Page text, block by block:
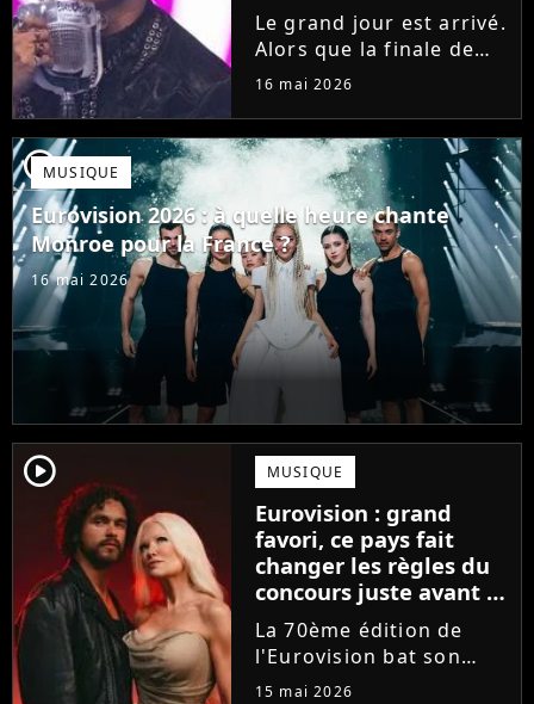
Le grand jour est arrivé.
Alors que la finale de
l'Eurovision 2026 a lieu
demandent ce qu'est
devenu le chanteur JJ
qui avait gagné l'an
dernier avec sa
chanson...
16 mai 2026
player2MUSIQUE
Eurovision 2026 : à quelle heure chante
Monroe pour la France ?
16 mai 2026
player2 MUSIQUE
Eurovision : grand
favori, ce pays fait
changer les règles du
concours juste avant la
finale !
La 70ème édition de
l'Eurovision bat son
plein. Grand favori de la
15 mai 2026